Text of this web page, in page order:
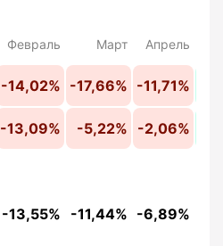
Февраль Март Апрель
-14,02% -17,66% -11,71%
-13,09% -5,22% -2,06%
-13,55% -11,44% -6,89%